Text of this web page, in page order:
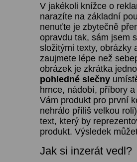
V jakékoli knížce o
narazíte na základní
nenuťte je zbytečně
opravdu tak, sám jsem
složitými texty, obrázky
zaujmete lépe než
obrázek je zkrátka
pohledné slečny
hrnce, nádobí, příbory
Vám produkt pro první
nehrálo příliš velkou
text, který by
produkt. Výsledek
Jak si inzerát vedl?